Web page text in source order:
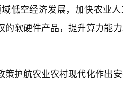
低空经济发展，加快农业
软硬件产品，提升算力能
护航农业农村现代化作出